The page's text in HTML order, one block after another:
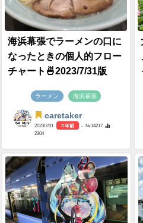
海浜幕張でラーメンの口に
なったときの個人的フロー
チャート🍜2023/7/31版
ラーメン 海浜幕張
caretaker
2023/7/31 3 年前
- №14217
2304